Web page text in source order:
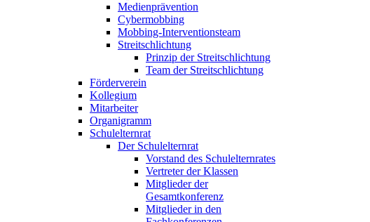
Medienprävention
Cybermobbing
Mobbing-Interventionsteam
Streitschlichtung
Prinzip der Streitschlichtung
Team der Streitschlichtung
Förderverein
Kollegium
Mitarbeiter
Organigramm
Schulelternrat
Der Schulelternrat
Vorstand des Schulelternrates
Vertreter der Klassen
Mitglieder der
Gesamtkonferenz
Mitglieder in den